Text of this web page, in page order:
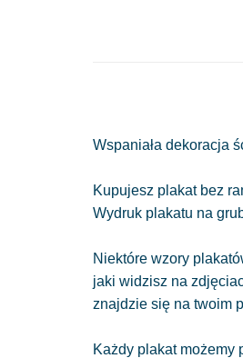
Wspaniała dekoracja
Kupujesz plakat bez
Wydruk plakatu na
Niektóre wzory
jaki widzisz na
znajdzie się na twoim
Każdy plakat możemy